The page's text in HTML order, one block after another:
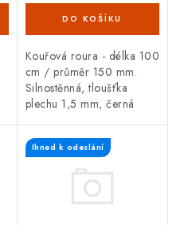
Kouřová roura - délka 100
cm / průměr 150 mm.
Silnostěnná, tloušťka
plechu 1,5 mm, černá
určená pro spojení mezi
spalinovým hrdlem
krbových kamen/sporáku...
Ihned k odeslání